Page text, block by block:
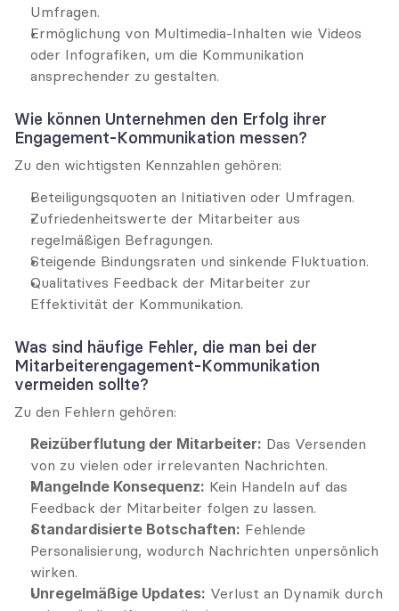
Umfragen.
Ermöglichung von Multimedia-Inhalten wie Videos
oder Infografiken, um die Kommunikation
ansprechender zu gestalten.
Wie können Unternehmen den Erfolg ihrer
Engagement-Kommunikation messen?
Zu den wichtigsten Kennzahlen gehören:
Beteiligungsquoten an Initiativen oder Umfragen.
Zufriedenheitswerte der Mitarbeiter aus
regelmäßigen Befragungen.
Steigende Bindungsraten und sinkende Fluktuation.
Qualitatives Feedback der Mitarbeiter zur
Effektivität der Kommunikation.
Was sind häufige Fehler, die man bei der
Mitarbeiterengagement-Kommunikation
vermeiden sollte?
Zu den Fehlern gehören:
Reizüberflutung der Mitarbeiter: Das Versenden
von zu vielen oder irrelevanten Nachrichten.
Mangelnde Konsequenz: Kein Handeln auf das
Feedback der Mitarbeiter folgen zu lassen.
Standardisierte Botschaften: Fehlende
Personalisierung, wodurch Nachrichten unpersönlich
wirken.
Unregelmäßige Updates: Verlust an Dynamik durch